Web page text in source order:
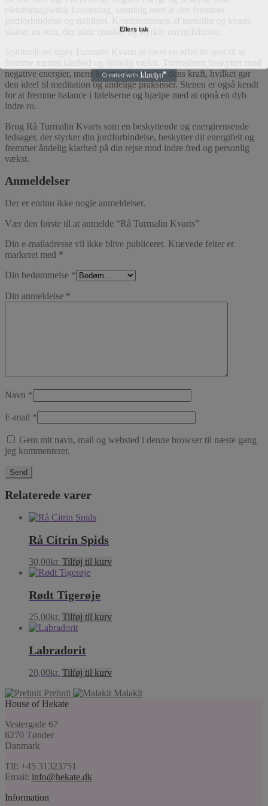
skaber en sten, der både rensker og styrker energifelterne.
negative energier, mens kvartset forstærker dens kraft, hvilket gør
den ideel til meditation og åndelige praksisser. Stenen er også kendt
for at fremme balance i følelserne og hjælpe med at opnå en dyb
indre ro.
Brug Rå Turmalin Kvarts som en beskyttende og energirensende
ledsager, der styrker din jordforbindelse, beskytter dit energifelt og
fremmer åndelig klarhed på din rejse mod indre fred og personlig
vækst.
Anmeldelser
Der er endnu ikke nogle anmeldelser.
Vær den første til at anmelde “Rå Turmalin Kvarts”
Din e-mailadresse vil ikke blive publiceret. Krævede felter er
markeret med *
Din bedømmelse *
Din anmeldelse *
Navn *
E-mail *
Gem mit navn, mail og websted i denne browser til næste gang
jeg kommenterer.
Relaterede varer
Rå Citrin Spids
30,00kr. Tilføj til kurv
Rødt Tigerøje
25,00kr. Tilføj til kurv
Labradorit
20,00kr. Tilføj til kurv
Prehnit
Malakit
House of Hekate
Vestergade 67
6270 Tønder
Danmark
Tlf: +45 31323751
Email: info@hekate.dk
Information
Ellers tak